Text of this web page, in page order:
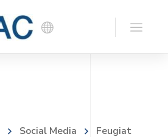
Social Media
Feugiat